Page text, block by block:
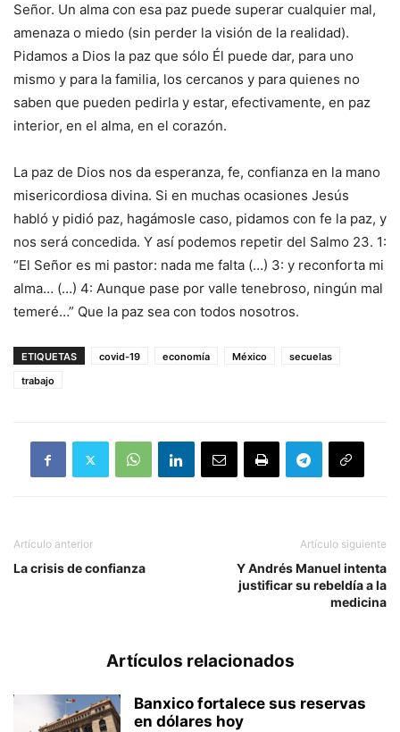
Señor. Un alma con esa paz puede superar cualquier mal,
amenaza o miedo (sin perder la visión de la realidad).
Pidamos a Dios la paz que sólo Él puede dar, para uno
mismo y para la familia, los cercanos y para quienes no
saben que pueden pedirla y estar, efectivamente, en paz
interior, en el alma, en el corazón.
La paz de Dios nos da esperanza, fe, confianza en la mano
misericordiosa divina. Si en muchas ocasiones Jesús
habló y pidió paz, hagámosle caso, pidamos con fe la paz, y
nos será concedida. Y así podemos repetir del Salmo 23. 1:
“El Señor es mi pastor: nada me falta (…) 3: y reconforta mi
alma… (…) 4: Aunque pase por valle tenebroso, ningún mal
temeré…” Que la paz sea con todos nosotros.
ETIQUETAS covid-19 economía México
secuelas
trabajo
Artículo anterior
La crisis de confianza
Artículo siguiente
Y Andrés Manuel intenta
justificar su rebeldía a la
medicina
Artículos relacionados
Banxico fortalece sus reservas
en dólares hoy